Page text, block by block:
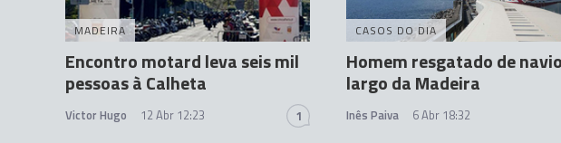
MADEIRA
Encontro motard leva seis mil
pessoas à Calheta
Victor Hugo 12 Abr 12:23 1
CASOS DO DIA
Homem resgatado de
largo da Madeira
Inês Paiva 6 Abr 18:32